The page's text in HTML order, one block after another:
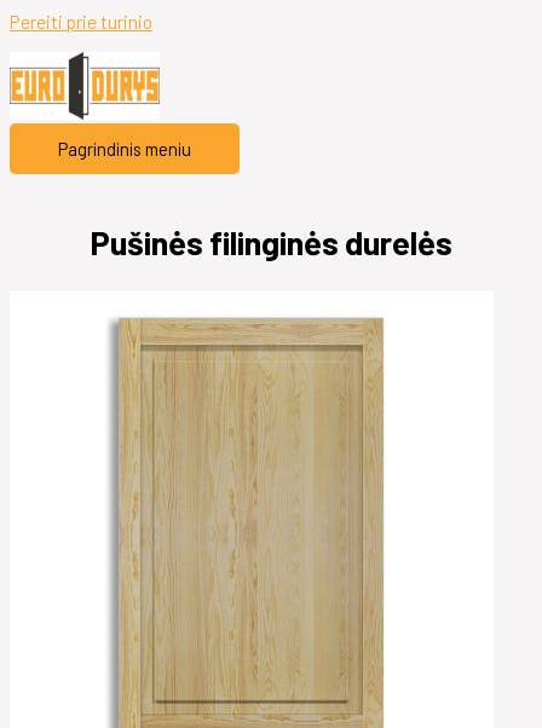
Pereiti prie turinio
Pagrindinis meniu
Pušinės filinginės durelės